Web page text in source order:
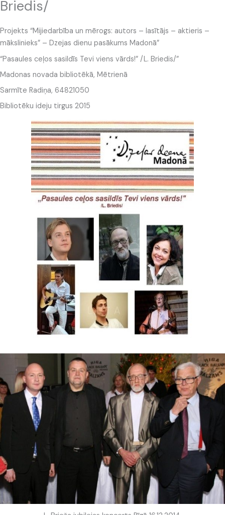
Briedis/
Projekts “Mijiedarbība un mērogs: autors – lasītājs – aktieris –
mākslinieks” – Dzejas dienu pasākums Madonā”
“Pasaules ceļos sasildīs Tevi viens vārds!” /L. Briedis/”
Madonas novada bibliotēkā, Mētrienā
Sarmīte Radiņa, 64821050
Bibliotēku ideju tirgus 2015